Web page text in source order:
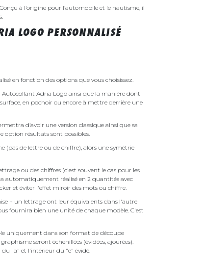
à l’origine pour l’automobile et le nautisme, il
LOGO PERSONNALISÉ
en fonction des options que vous choisissez.
Adria Logo ainsi que la manière dont
en pochoir ou encore à mettre derrière une
d’avoir une version classique ainsi que sa
option résultats sont possibles.
(pas de lettre ou de chiffre), alors une symétrie
ou des chiffres (c'est souvent le cas pour les
automatiquement réalisé en 2 quantités avec
et éviter l'effet miroir des mots ou chiffre.
+ un lettrage ont leur équivalents dans l'autre
fournira bien une unité de chaque modèle. C'est
uniquement dans son format de découpe
seront échenillées (évidées, ajourées).
"a" et l'intérieur du "e" évidé.